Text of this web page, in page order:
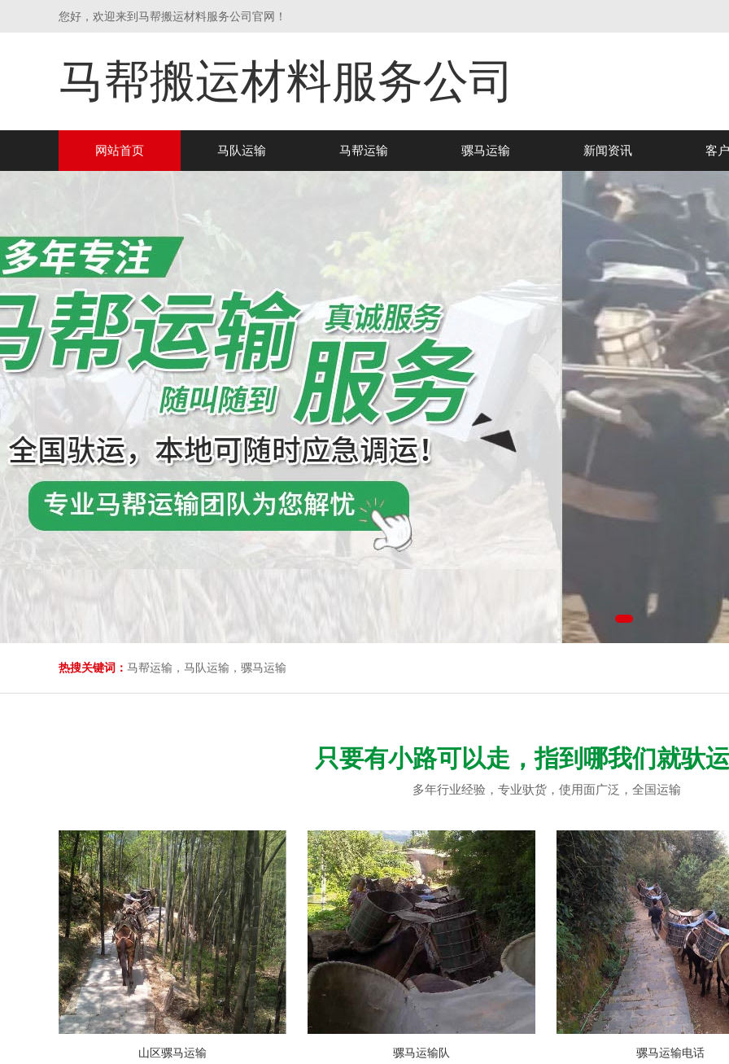
您好，欢迎来到马帮搬运材料服务公司官网！
马帮搬运材料服务公司
网站首页 马队运输 马帮运输 骡马运输 新闻资讯 客
热搜关键词： 马帮运输，马队运输，骡马运输
只要有小路可以走，指到哪我们就驮
多年行业经验，专业驮货，使用面广泛，全国运输
山区骡马运输 骡马运输队 骡马运输电话